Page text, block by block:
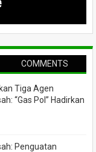
COMMENTS
Tiga Agen
“Gas Pol” Hadirkan
Penguatan